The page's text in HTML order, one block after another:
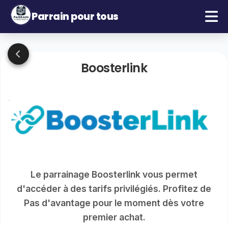
Parrain pour tous
Boosterlink
Le parrainage Boosterlink vous permet
d'accéder à des tarifs privilégiés. Profitez de
Pas d'avantage pour le moment dès votre
premier achat.